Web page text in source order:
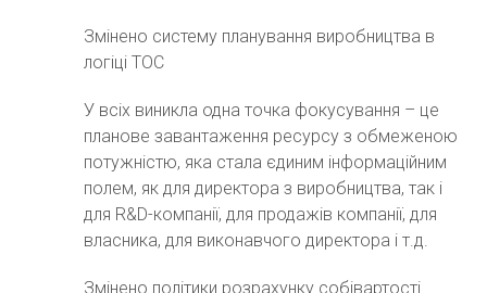
Змінено систему планування виробництва в
логіці ТОС
У всіх виникла одна точка фокусування – це
планове завантаження ресурсу з обмеженою
потужністю, яка стала єдиним інформаційним
полем, як для директора з виробництва, так і
для R&D-компанії, для продажів компанії, для
власника, для виконавчого директора і т.д.
Змінено політики розрахунку собівартості